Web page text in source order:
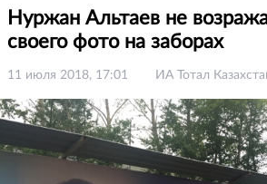
Нуржан Альтаев не
своего фото на заборах
11 июля 2018, 17:01 ИА Тотал